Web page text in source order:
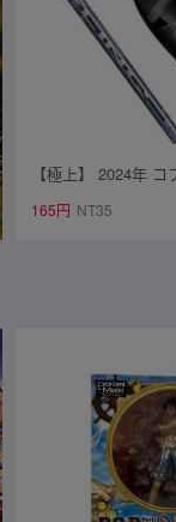
【極上】 2024年
ーティリティ 4H
165円 NT35